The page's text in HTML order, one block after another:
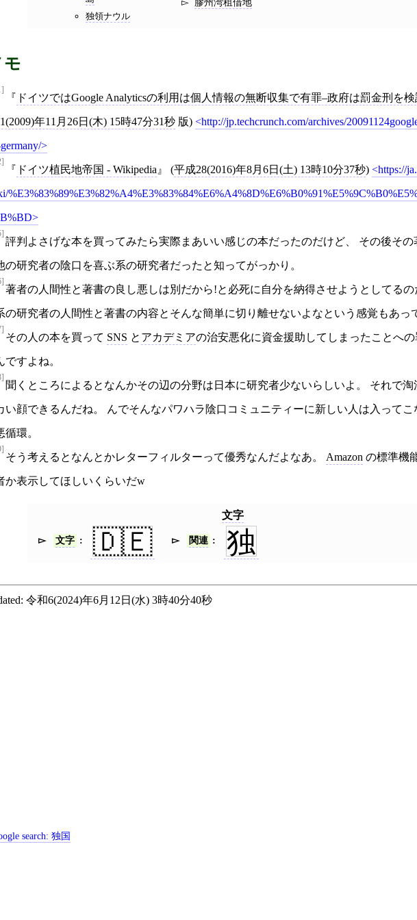
独領ナウル
モ
ドイツではGoogle Analyticsの利用は個人情報の無断収集で有罪–政府は罰金刑を検
年11月26日(木) 15時47分31秒 版) http://jp.techcrunch.com/archives/
ドイツ植民地帝国 - Wikipedia (平成28(2016)年8月6日(土) 13時10分37秒) https://
評判よさげな本を買ってみたら実際まあいい感じの本だったのだけど、 その後その
の研究者の陰口を喜ぶ系の研究者だったと知ってがっかり。
著者の人間性と著書の良し悪しは別だから!と必死に自分を納得させようとしてるの
の研究者の人間性と著書の内容とそんな簡単に切り離せないよなという感覚もあっ
その人の本を買って SNS と アカデミアの治安悪化に資金援助してしまったことへ
ですよね。
聞くところによるとなんかその辺の分野は日本に研究者少ないらしいよ。 それで淘
い顔できるんだね。 んでそんなパワハラ陰口コミュニティーに新しい人は入ってこ
循環。
そう考えるとなんとかレターフィルターって優秀なんだよなあ。 Amazon の標準機
か表示してほしいくらいだw
文字
文字 🇩🇪 関連 独
令和6(2024)年6月12日(水) 3時40分40秒
search:独国